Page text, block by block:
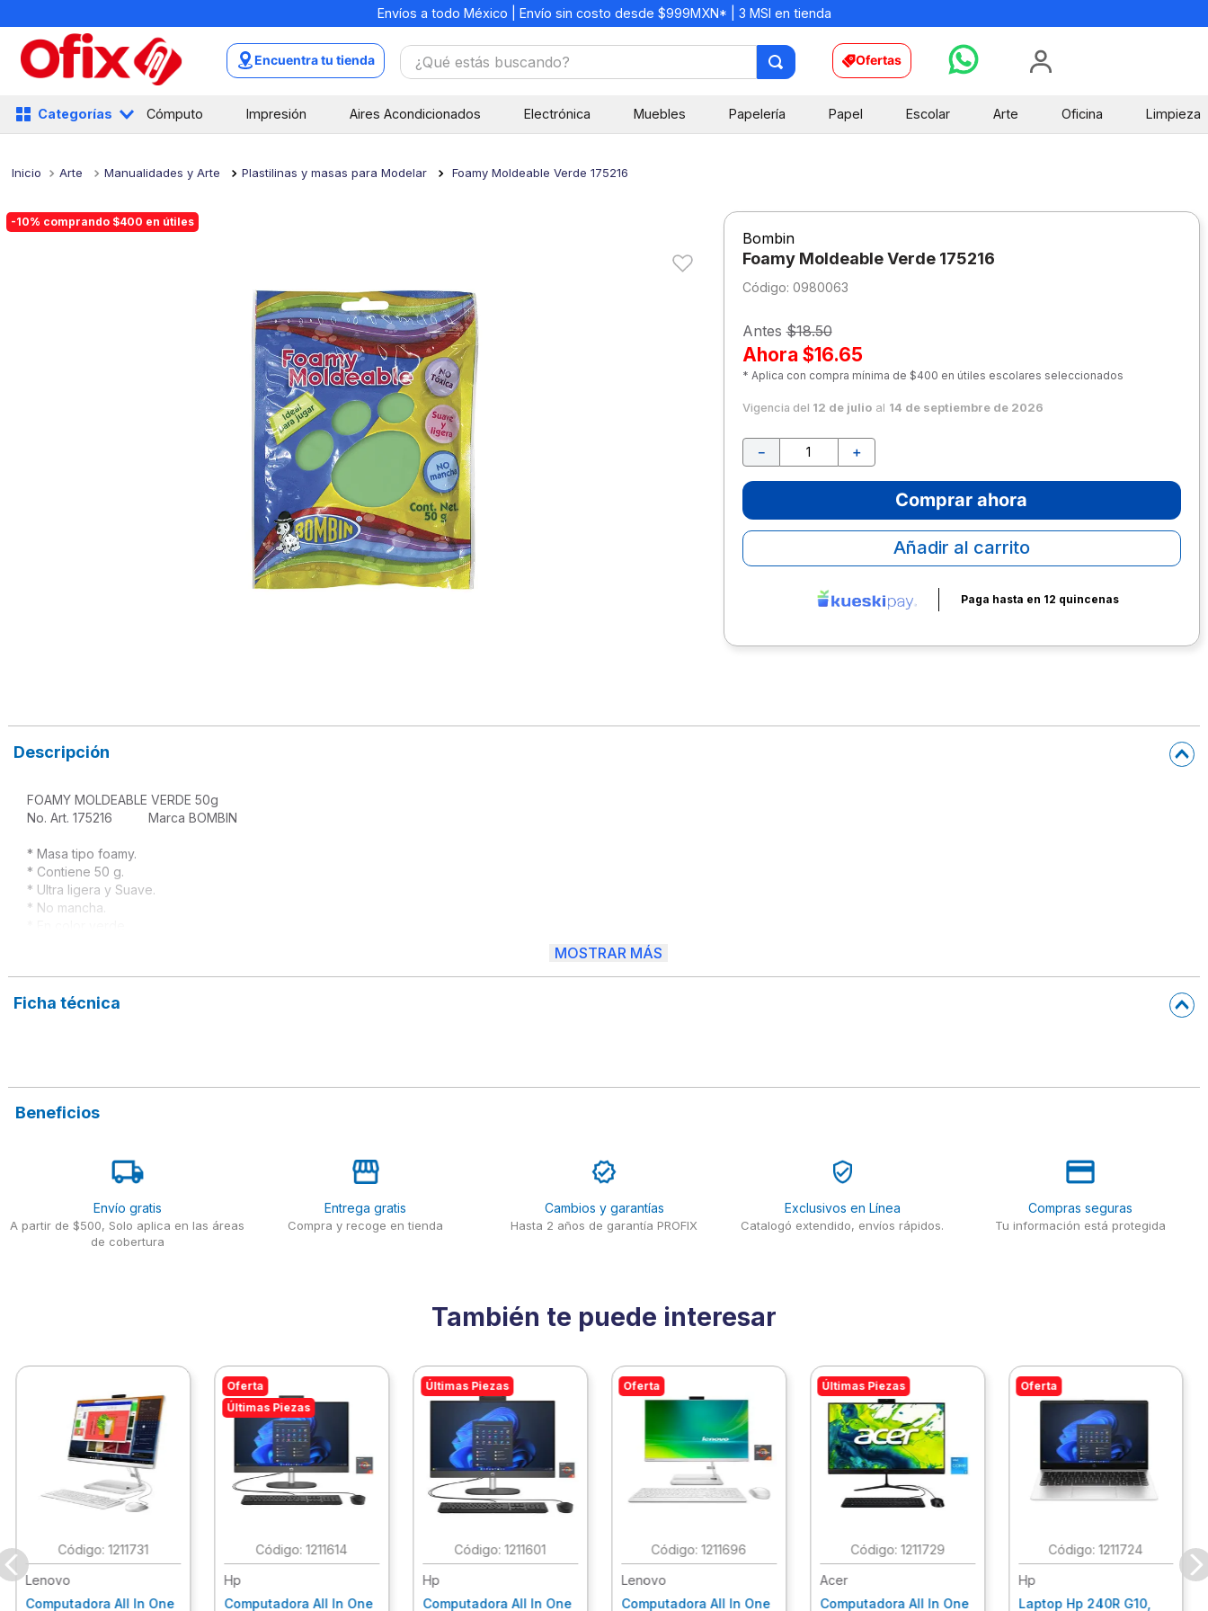
Envíos a todo México | Envío sin costo desde $999MXN* | 3 MSI en tienda
Encuentra tu tienda ¿Qué estás buscando? Ofertas
Categorías Cómputo Impresión Aires Acondicionados Electrónica Muebles Papelería Papel Escolar Arte Oficina Limpieza
Arte Manualidades y Arte Plastilinas y masas para Modelar Foamy Moldeable Verde 175216
-10% comprando $400 en útiles
Bombin
Foamy Moldeable Verde 175216
: 0980063
Antes$18.50
Ahora $16.65
* Aplica con compra mínima de $400 en útiles escolares seleccionados
Vigencia del 12 de julioal 14 de septiembre de 2026
＋
－
Comprar ahora
Añadir al carrito
Paga hasta en 12 quincenas
Descripción
FOAMY MOLDEABLE VERDE 50g
No. Art. 175216          Marca BOMBIN
* Masa tipo foamy.
* Contiene 50 g.
* Ultra ligera y Suave.
* No mancha.
* No tóxica.
* Ideal para jugar, uso escolar.
MOSTRAR MÁS
Ficha técnica
Beneficios
Envío gratis
A partir de $500, Solo aplica en las áreas
de cobertura
Entrega gratis
Compra y recoge en tienda
Cambios y garantías
Hasta 2 años de garantía PROFIX
Exclusivos en Línea
Catalogó extendido, envíos rápidos.
Compras seguras
Tu información está protegida
También te puede interesar
:1211731
Lenovo
Computadora All In One
Oferta
Últimas Piezas
:1211614
Hp
Computadora All In One
Últimas Piezas
:1211601
Hp
Computadora All In One
Oferta
:1211696
Lenovo
Computadora All In One
Últimas Piezas
: 1211729
Acer
Computadora All In One
Oferta
:1211724
Hp
Laptop Hp 240R G10,
7.
escritorio
8.
sacapuntas
9.
escolar
10. lapiz
1.
mochilas
.
libretas
3.
cuaderno
5.
colores
7.
escritorio